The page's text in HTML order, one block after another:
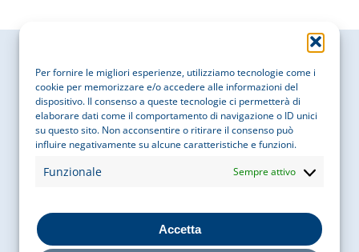
Per fornire le migliori esperienze, utilizziamo tecnologie come i
cookie per memorizzare e/o accedere alle informazioni del
dispositivo. Il consenso a queste tecnologie ci permetterà di
elaborare dati come il comportamento di navigazione o ID unici
su questo sito. Non acconsentire o ritirare il consenso può
influire negativamente su alcune caratteristiche e funzioni.
Funzionale Sempre attivo
Accetta
Cobaty Italia
Via Bigli 15, 20121, Milano
P. IVA05755050969
COD. FISCALE97087610156